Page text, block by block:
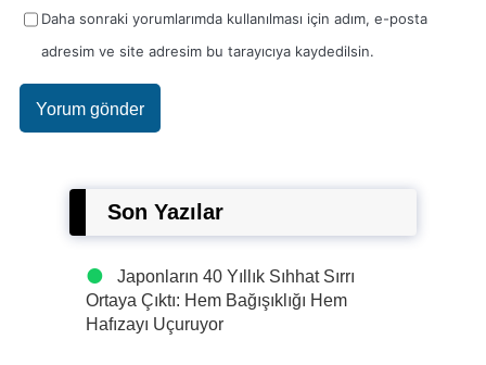
Daha sonraki yorumlarımda kullanılması için adım, e-posta
adresim ve site adresim bu tarayıcıya kaydedilsin.
Son Yazılar
Japonların 40 Yıllık Sıhhat Sırrı
Ortaya Çıktı: Hem Bağışıklığı Hem
Hafızayı Uçuruyor